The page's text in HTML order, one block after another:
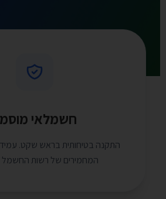
חשמלאי
התקנה בטיחותית בראש שקט.
המחמירים של רשות החשמל